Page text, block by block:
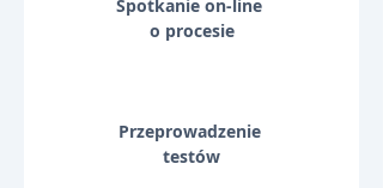
Spotkanie on-line
o procesie
Przeprowadzenie
testów